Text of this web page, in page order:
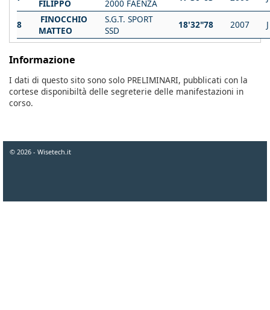
FILIPPO
2000 FAENZA
8
FINOCCHIO
MATTEO
S.G.T. SPORT
SSD
18'32"78 2007 J
Informazione
I dati di questo sito sono solo PRELIMINARI, pubblicati con la
cortese disponibiltà delle segreterie delle manifestazioni in
corso.
© 2026 - Wisetech.it